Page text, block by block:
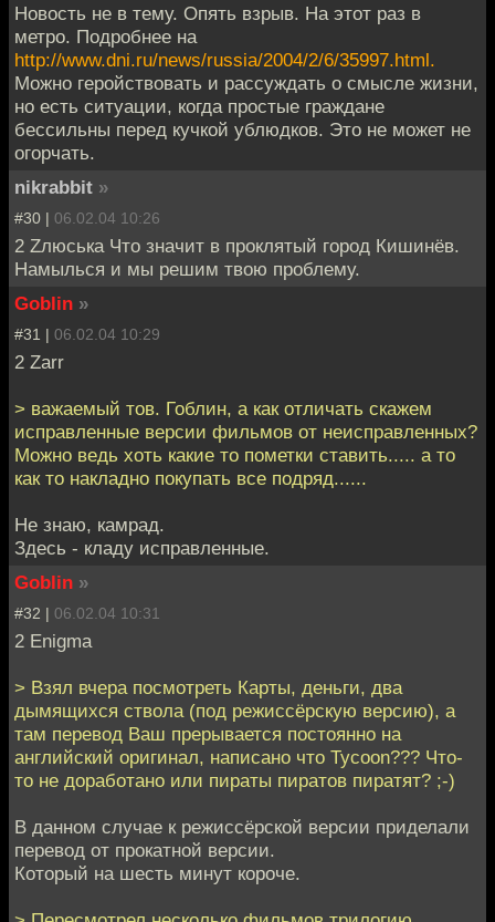
Новость не в тему. Опять взрыв. На этот раз в
метро. Подробнее на
http://www.dni.ru/news/russia/2004/2/6/35997.html.
Можно геройствовать и рассуждать о смысле жизни,
но есть ситуации, когда простые граждане
бессильны перед кучкой ублюдков. Это не может не
огорчать.
nikrabbit »
#30 | 06.02.04 10:26
2 Zлюська Что значит в проклятый город Кишинёв.
Намылься и мы решим твою проблему.
Goblin »
#31 | 06.02.04 10:29
2 Zarr
> важаемый тов. Гоблин, а как отличать скажем
исправленные версии фильмов от неисправленных?
Можно ведь хоть какие то пометки ставить..... а то
как то накладно покупать все подряд......
Не знаю, камрад.
Здесь - кладу исправленные.
Goblin »
#32 | 06.02.04 10:31
2 Enigma
> Взял вчера посмотреть Карты, деньги, два
дымящихся ствола (под режиссёрскую версию), а
там перевод Ваш прерывается постоянно на
английский оригинал, написано что Tycoon??? Что-
то не доработано или пираты пиратов пиратят? ;-)
В данном случае к режиссёрской версии приделали
перевод от прокатной версии.
Который на шесть минут короче.